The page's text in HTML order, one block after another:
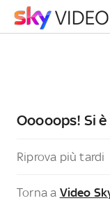
Ooooops! Si
Riprova più tardi
Torna a Video